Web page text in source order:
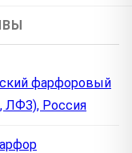
фарфоровый
ЛФЗ), Россия